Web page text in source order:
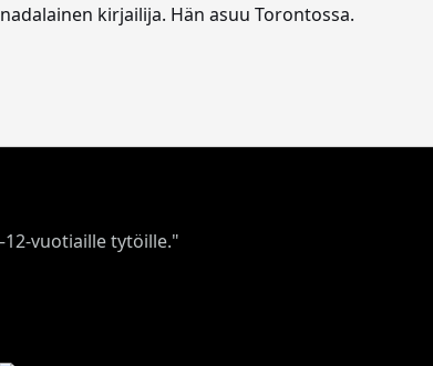
kirjailija. Hän asuu Torontossa.
vuotiaille tytöille."